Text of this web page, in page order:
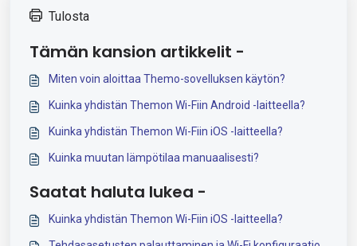
Tulosta
Tämän kansion artikkelit -
Miten voin aloittaa Themo-sovelluksen käytön?
Kuinka yhdistän Themon Wi-Fiin Android -laitteella?
Kuinka yhdistän Themon Wi-Fiin iOS -laitteella?
Kuinka muutan lämpötilaa manuaalisesti?
Saatat haluta lukea -
Kuinka yhdistän Themon Wi-Fiin iOS -laitteella?